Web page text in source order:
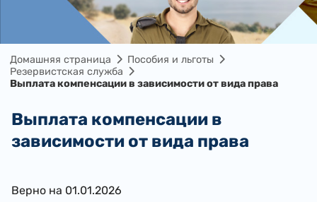
Домашняя страница
Пособия и льготы
Резервистская служба
Выплата компенсации в зависимости от вида права
Выплата компенсации в
зависимости от вида права
​Верно на 01.01.2026